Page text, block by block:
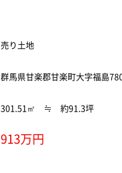
売り土地
群馬県甘楽郡甘楽町大字福島
301.51㎡ ≒ 約91.3坪
913万円